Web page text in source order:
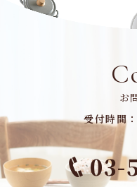
お
受付時間
03-